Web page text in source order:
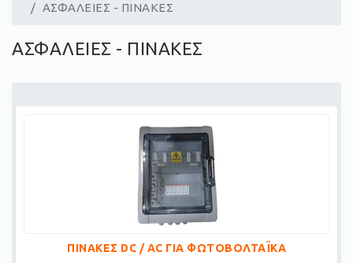
ΑΣΦΑΛΕΙΕΣ - ΠΙΝΑΚΕΣ
ΑΣΦΑΛΕΙΕΣ - ΠΙΝΑΚΕΣ
ΠΙΝΑΚΕΣ DC / AC ΓΙΑ ΦΩΤΟΒΟΛΤΑΪΚΑ